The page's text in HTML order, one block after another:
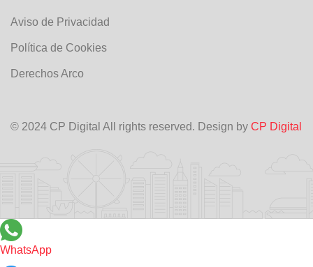
Aviso de Privacidad
Política de Cookies
Derechos Arco
© 2024 CP Digital All rights reserved. Design by CP Digital
WhatsApp